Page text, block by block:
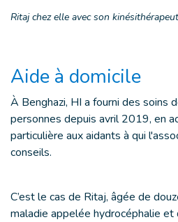
Ritaj chez elle avec son
Aide à domicile
À Benghazi, HI a fourni des soins
personnes depuis avril 2019, en
particulière aux aidants à qui
conseils.
C’est le cas de Ritaj, âgée de
maladie appelée hydrocéphalie et